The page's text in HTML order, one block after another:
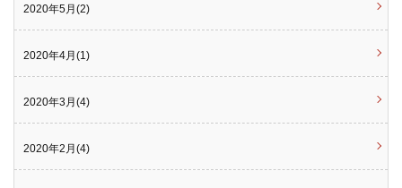
2020年5月(2)
2020年4月(1)
2020年3月(4)
2020年2月(4)